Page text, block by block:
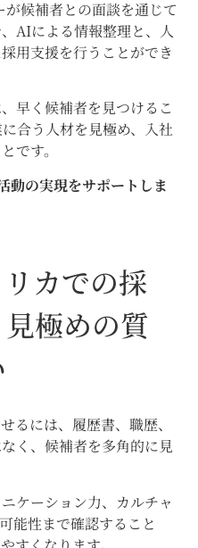
候補者との面談を通じて
AIによる情報整理と、人
用支援を行うことができ
早く候補者を見つけるこ
合う人材を見極め、入社
です。
の実現をサポートしま
カでの採
極めの質
るには、履歴書、職歴、
く、候補者を多角的に見
ケーション力、カルチャ
能性まで確認すること